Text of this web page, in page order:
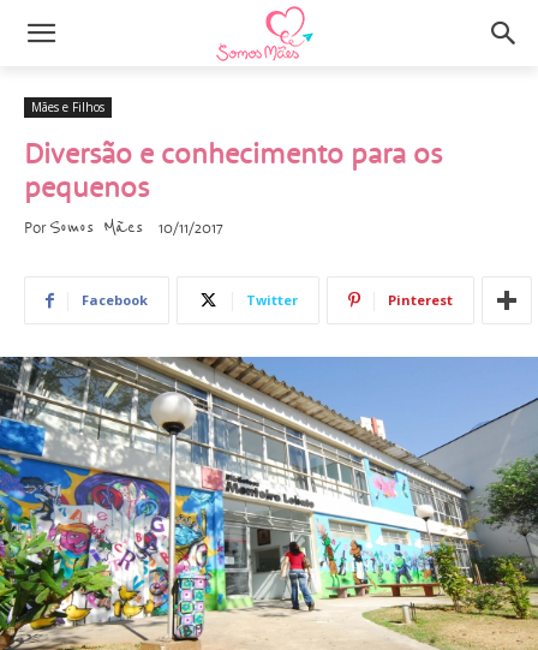
Mães e Filhos
Diversão e conhecimento para os
pequenos
Por Somos Mães 10/11/2017
Facebook Twitter Pinterest